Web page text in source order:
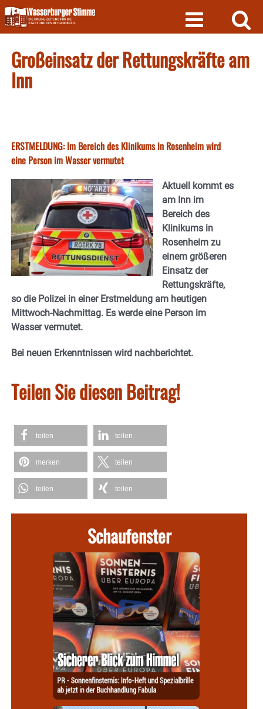
Skip
to
content
Großeinsatz der Rettungskräfte am
Inn
ERSTMELDUNG: Im Bereich des Klinikums in Rosenheim wird
eine Person im Wasser vermutet
Aktuell kommt es
am Inn im
Bereich des
Klinikums in
Rosenheim zu
einem größeren
Einsatz der
Rettungskräfte,
so die Polizei in einer Erstmeldung am heutigen
Mittwoch-Nachmittag. Es werde eine Person im
Wasser vermutet.
Bei neuen Erkenntnissen wird nachberichtet.
Teilen Sie diesen Beitrag!
teilen teilen
merken teilen
teilen teilen
Schaufenster